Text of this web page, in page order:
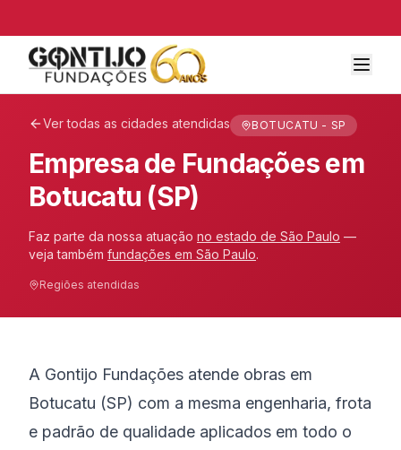
Ver todas as cidades atendidas BOTUCATU - SP
Empresa de Fundações em
Botucatu (SP)
Faz parte da nossa atuação no estado de São Paulo —
veja também fundações em São Paulo.
Regiões atendidas
A Gontijo Fundações atende obras em
Botucatu (SP) com a mesma engenharia, frota
e padrão de qualidade aplicados em todo o